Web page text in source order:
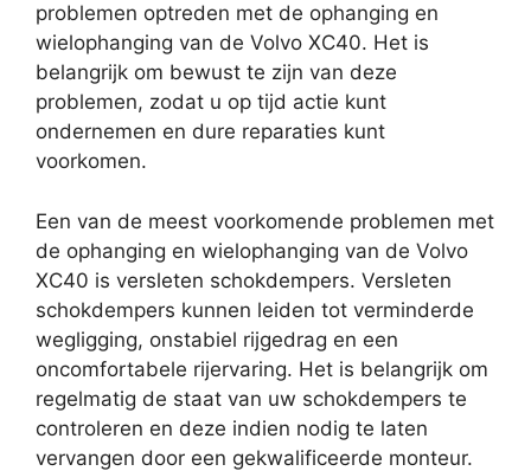
problemen optreden met de ophanging en
wielophanging van de Volvo XC40. Het is
belangrijk om bewust te zijn van deze
problemen, zodat u op tijd actie kunt
ondernemen en dure reparaties kunt
voorkomen.
Een van de meest voorkomende problemen met
de ophanging en wielophanging van de Volvo
XC40 is versleten schokdempers. Versleten
schokdempers kunnen leiden tot verminderde
wegligging, onstabiel rijgedrag en een
oncomfortabele rijervaring. Het is belangrijk om
regelmatig de staat van uw schokdempers te
controleren en deze indien nodig te laten
vervangen door een gekwalificeerde monteur.